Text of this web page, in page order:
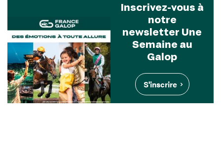
Inscrivez-vous à
notre
newsletter Une
Semaine au
Galop
S'inscrire